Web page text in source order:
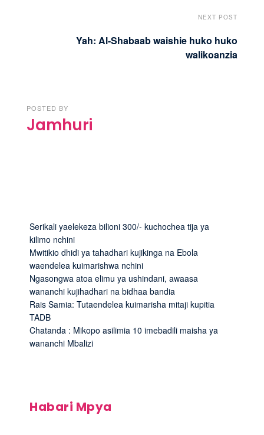
NEXT POST
Yah: Al-Shabaab waishie huko huko
walikoanzia
POSTED BY
Jamhuri
Serikali yaelekeza bilioni 300/- kuchochea tija ya
kilimo nchini
Mwitikio dhidi ya tahadhari kujikinga na Ebola
waendelea kuimarishwa nchini
Ngasongwa atoa elimu ya ushindani, awaasa
wananchi kujihadhari na bidhaa bandia
Rais Samia: Tutaendelea kuimarisha mitaji kupitia
TADB
Chatanda : Mikopo asilimia 10 imebadili maisha ya
wananchi Mbalizi
Habari Mpya